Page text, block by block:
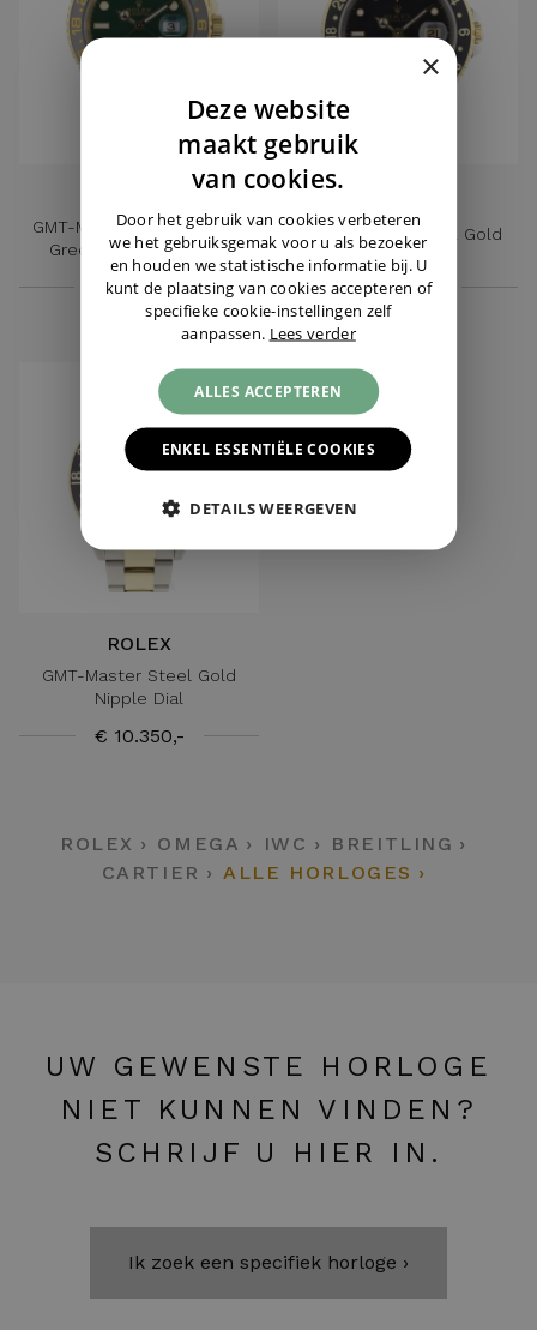
GMT-Master II Yellow Gold
Green Dial Service '23
€ 36.750,-
GMT-Master II Steel Gold
€ 12.950,-
ROLEX
GMT-Master Steel Gold
Nipple Dial
€ 10.350,-
ROLEX OMEGA IWC
BREITLING
CARTIER
ALLE HORLOGES
UW GEWENSTE HORLOGE
NIET KUNNEN VINDEN?
SCHRIJF U HIER IN.
Ik zoek een specifiek horloge ›
GERMAN
×
Deze website
maakt gebruik
van cookies.
Door het gebruik van cookies verbeteren
we het gebruiksgemak voor u als bezoeker
en houden we statistische informatie bij. U
kunt de plaatsing van cookies accepteren of
specifieke cookie-instellingen zelf
aanpassen. Lees verder
ALLES ACCEPTEREN
ENKEL ESSENTIËLE COOKIES
DETAILS WEERGEVEN